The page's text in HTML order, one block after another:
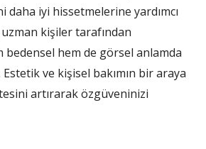
iyi hissetmelerine yardımcı
kişiler tarafından
bedensel hem de görsel anlamda
ve kişisel bakımın bir araya
artırarak özgüveninizi